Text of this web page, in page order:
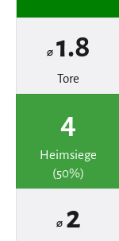
⌀ 1.8
Tore
4
Heimsiege
(50%)
⌀ 2